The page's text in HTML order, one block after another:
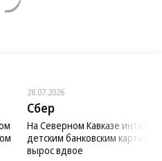
28.07.2026
Сбер
На Северном Кавказе интерес
детским банковским картам
вырос вдвое